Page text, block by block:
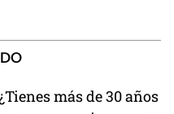
más de 30 años